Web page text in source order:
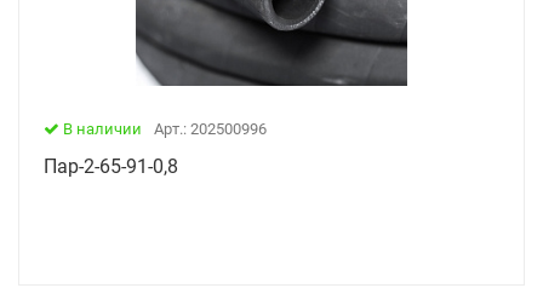
В наличии Арт.: 202500996
Пар-2-65-91-0,8